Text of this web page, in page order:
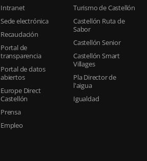
Intranet
Sede electrónica
Recaudación
Portal de
transparencia
Portal de datos
abiertos
Europe Direct
Castellón
Prensa
Empleo
Turismo de Castellón
Castellón Ruta de
Sabor
Castellón Senior
Castellón Smart
Villages
Pla Director de
l'aigua
Igualdad